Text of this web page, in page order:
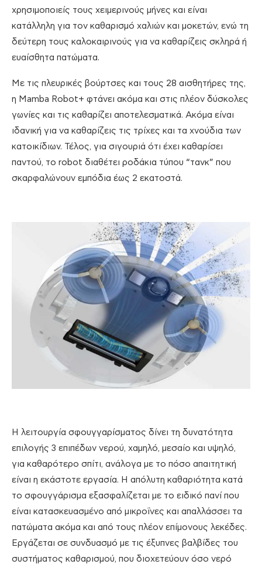
χρησιμοποιείς τους χειμερινούς μήνες και είναι
κατάλληλη για τον καθαρισμό χαλιών και μοκετών, ενώ τη
δεύτερη τους καλοκαιρινούς για να καθαρίζεις σκληρά ή
ευαίσθητα πατώματα.
Με τις πλευρικές βούρτσες και τους 28 αισθητήρες της,
η Mamba Robot+ φτάνει ακόμα και στις πλέον δύσκολες
γωνίες και τις καθαρίζει αποτελεσματικά. Ακόμα είναι
ιδανική για να καθαρίζεις τις τρίχες και τα χνούδια των
κατοικίδιων. Τέλος, για σιγουριά ότι έχει καθαρίσει
παντού, το robot διαθέτει ροδάκια τύπου “τανκ” που
σκαρφαλώνουν εμπόδια έως 2 εκατοστά.
Η λειτουργία σφουγγαρίσματος δίνει τη δυνατότητα
επιλογής 3 επιπέδων νερού, χαμηλό, μεσαίο και υψηλό,
για καθαρότερο σπίτι, ανάλογα με το πόσο απαιτητική
είναι η εκάστοτε εργασία. Η απόλυτη καθαριότητα κατά
το σφουγγάρισμα εξασφαλίζεται με το ειδικό πανί που
είναι κατασκευασμένο από μικροΐνες και απαλλάσσει τα
πατώματα ακόμα και από τους πλέον επίμονους λεκέδες.
Εργάζεται σε συνδυασμό με τις έξυπνες βαλβίδες του
συστήματος καθαρισμού, που διοχετεύουν όσο νερό